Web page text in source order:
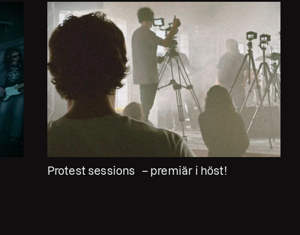
Protest sessions – premiär i höst!